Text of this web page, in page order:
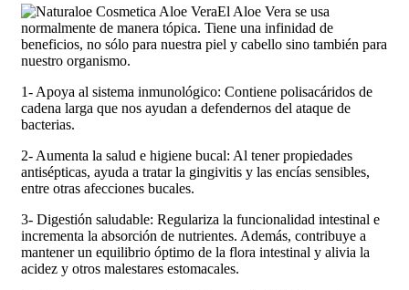
El Aloe Vera se usa
normalmente de manera tópica. Tiene una infinidad de
beneficios, no sólo para nuestra piel y cabello sino también para
nuestro organismo.
1- Apoya al sistema inmunológico: Contiene polisacáridos de
cadena larga que nos ayudan a defendernos del ataque de
bacterias.
2- Aumenta la salud e higiene bucal: Al tener propiedades
antisépticas, ayuda a tratar la gingivitis y las encías sensibles,
entre otras afecciones bucales.
3- Digestión saludable: Regulariza la funcionalidad intestinal e
incrementa la absorción de nutrientes. Además, contribuye a
mantener un equilibrio óptimo de la flora intestinal y alivia la
acidez y otros malestares estomacales.